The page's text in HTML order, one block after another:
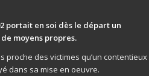
portait en soi dès le départ un
moyens propres.
des victimes qu’un contentieux
dans sa mise en oeuvre.